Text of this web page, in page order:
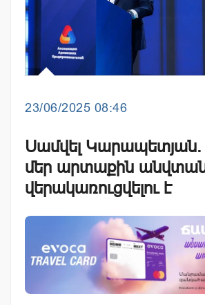
23/06/2025 08:46
Սամվել Կարապետյան.
մեր արտաքին
վերակառուցվելու է